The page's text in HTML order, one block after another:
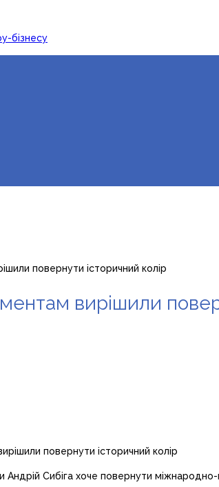
бізнесу
повернути історичний колір
вирішили
Андрій Сибіга хоче повернути